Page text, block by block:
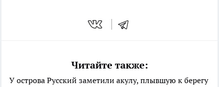
Читайте также:
У острова Русский заметили акулу, плывшую к берегу